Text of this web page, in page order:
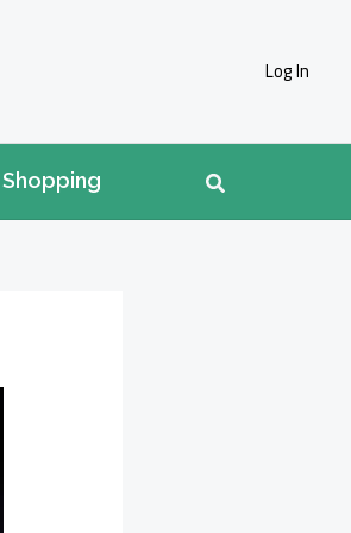
Log In
Shopping Pesquisar